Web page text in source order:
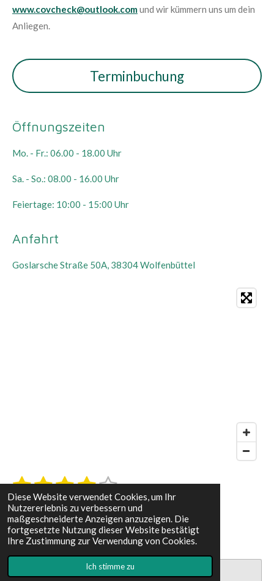
Diese Website verwendet Cookies, um Ihr
Nutzererlebnis zu verbessern und
maßgeschneiderte Anzeigen anzuzeigen. Die
fortgesetzte Nutzung dieser Website bestätigt
Ihre Zustimmung zur Verwendung von Cookies.
Ich stimme zu
www.covcheck@outlook.comund wir kümmern uns um dein
Anliegen.
Terminbuchung
Öffnungszeiten
Mo. - Fr.: 06.00 - 18.00 Uhr
Sa. - So.: 08.00 - 16.00 Uhr
Feiertage: 10:00 - 15:00 Uhr
Anfahrt
Goslarsche Straße 50A, 38304 Wolfenbüttel
B
e
w
e
1
S
t
e
r
2
S
t
e
r
3
S
t
e
r
4
S
t
e
r
5
S
t
e
r
w
e
r
t
u
n
g
68 Stimmen